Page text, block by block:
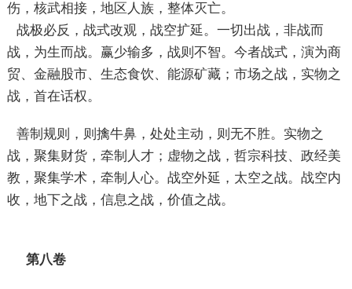
伤，核武相接，地区人族，整体灭亡。
战极必反，战式改观，战空扩延。一切出战，非战而
战，为生而战。赢少输多，战则不智。今者战式，演为商
贸、金融股市、生态食饮、能源矿藏；市场之战，实物之
战，首在话权。
善制规则，则擒牛鼻，处处主动，则无不胜。实物之
战，聚集财货，牵制人才；虚物之战，哲宗科技、政经美
教，聚集学术，牵制人心。战空外延，太空之战。战空内
收，地下之战，信息之战，价值之战。
第八卷